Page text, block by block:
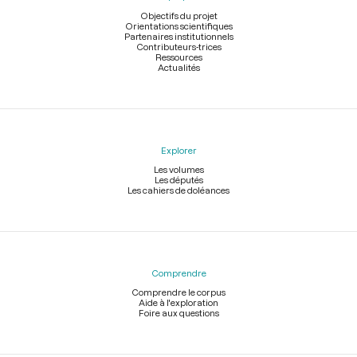
Objectifs du projet
Orientations scientifiques
Partenaires institutionnels
Contributeurs-trices
Ressources
Actualités
Explorer
Les volumes
Les députés
Les cahiers de doléances
Comprendre
Comprendre le corpus
Aide à l'exploration
Foire aux questions